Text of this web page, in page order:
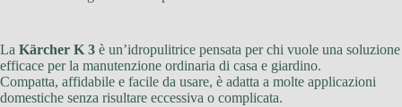
La Kärcher K 3 è un’idropulitrice pensata per chi vuole una soluzione
efficace per la manutenzione ordinaria di casa e giardino.
Compatta, affidabile e facile da usare, è adatta a molte applicazioni
domestiche senza risultare eccessiva o complicata.